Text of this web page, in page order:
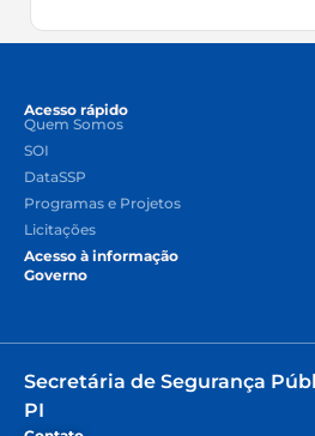
Acesso rápido
Quem Somos
SOI
DataSSP
Programas e Projetos
Licitações
Acesso à informação
Governo
Secretária de Segurança
PI